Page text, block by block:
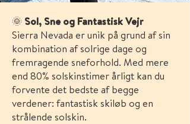
🌞 Sol, Sne og Fantastisk Vejr
Sierra Nevada er unik på grund af sin
kombination af solrige dage og
fremragende sneforhold. Med mere
end 80% solskinstimer årligt kan du
forvente det bedste af begge
verdener: fantastisk skiløb og en
strålende solskin.